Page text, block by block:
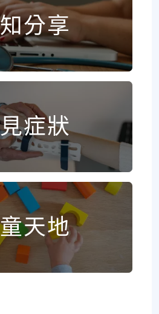
分享
症狀
天地